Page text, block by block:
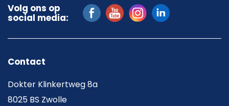
Volg ons op
social media:
Contact
Dokter Klinkertweg 8a
8025 BS Zwolle